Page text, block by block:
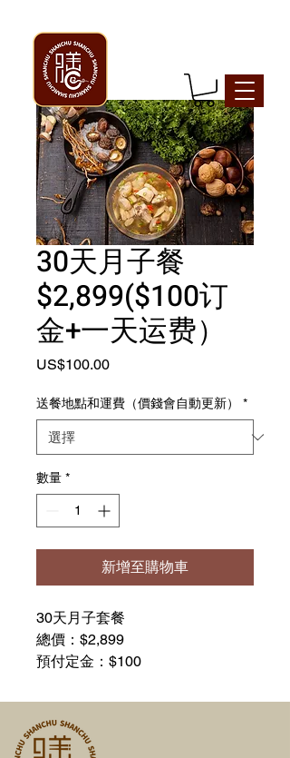
30天月子餐
$2,899($100订
金+一天运费）
US$100.00價
送餐地點和運費（價錢會自動更新） *
數量 *
新增至購物車
30天月子套餐
總價：$2,899
預付定金：$100
運費：請參考運費費率表
或者選擇送餐地點，系統會自動更
新包含運費的最終訂金和運費的總